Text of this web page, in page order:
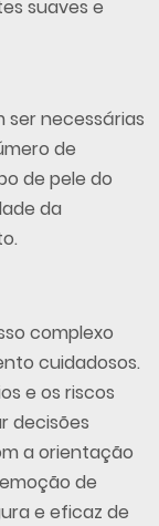
suaves e
ser necessárias
de
de pele do
da
complexo
cuidadosos.
e os riscos
decisões
a orientação
de
e eficaz de